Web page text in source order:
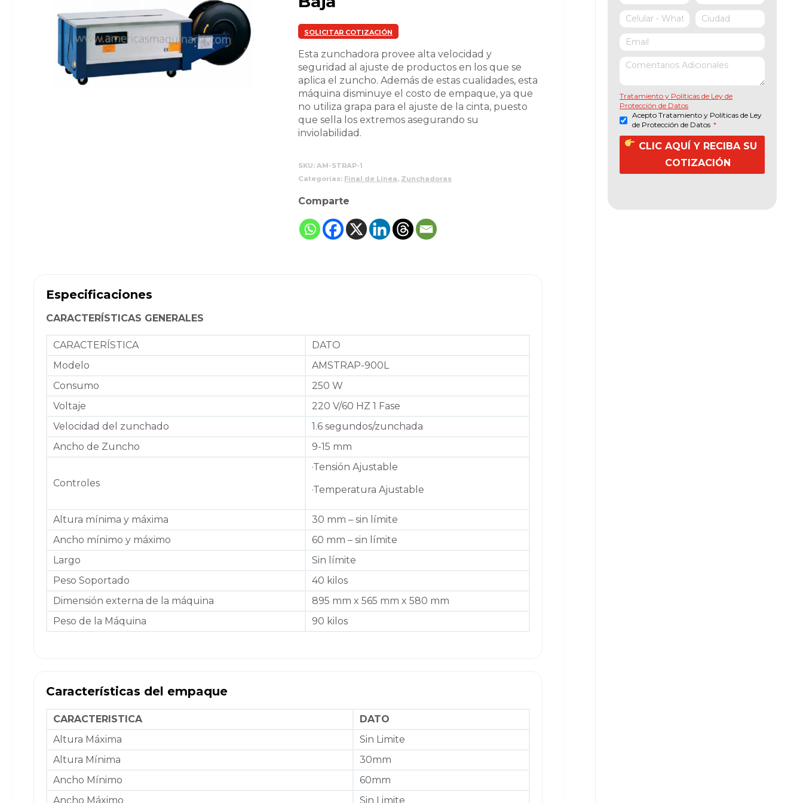
SOLICITAR COTIZACIÓN
Esta zunchadora provee alta velocidad y
seguridad al ajuste de productos en los que se
aplica el zuncho. Además de estas cualidades, esta
máquina disminuye el costo de empaque, ya que
no utiliza grapa para el ajuste de la cinta, puesto
que sella los extremos asegurando su
inviolabilidad.
SKU:AM-STRAP-1
Categorías: Final de Línea, Zunchadoras
Comparte
Especificaciones
CARACTERÍSTICAS GENERALES
CARACTERÍSTICA
DATO
Modelo
AMSTRAP-900L
Consumo
250 W
Voltaje
220 V/60 HZ 1 Fase
Velocidad del zunchado
1.6 segundos/zunchada
Ancho de Zuncho
9-15 mm
Controles
·Tensión Ajustable
·Temperatura Ajustable
Altura mínima y máxima
30 mm – sin límite
Ancho mínimo y máximo
60 mm – sin límite
Largo
Sin límite
Peso Soportado
40 kilos
Dimensión externa de la máquina
895 mm x 565 mm x 580 mm
Peso de la Máquina
90 kilos
Características del empaque
CARACTERISTICA
DATO
Altura Máxima
Sin Limite
Altura Mínima
30mm
Ancho Mínimo
60mm
Ancho Máximo
Sin Limite
Tratamiento y Políticas de Ley de
Protección de Datos
Acepto Tratamiento y Políticas de Ley
de Protección de Datos *
CLIC AQUÍ Y RECIBA SU
COTIZACIÓN